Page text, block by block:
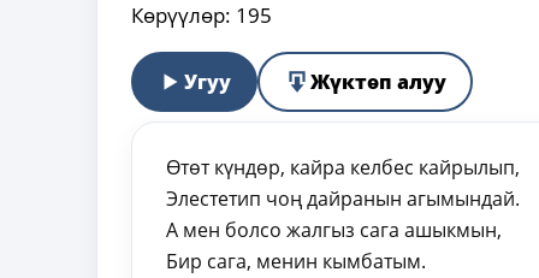
Көрүүлөр: 195
Угуу Жүктөп алуу
Өтөт күндөр, кайра келбес кайрылып,
Элестетип чоң дайранын агымындай.
А мен болсо жалгыз сага ашыкмын,
Бир сага, менин кымбатым.